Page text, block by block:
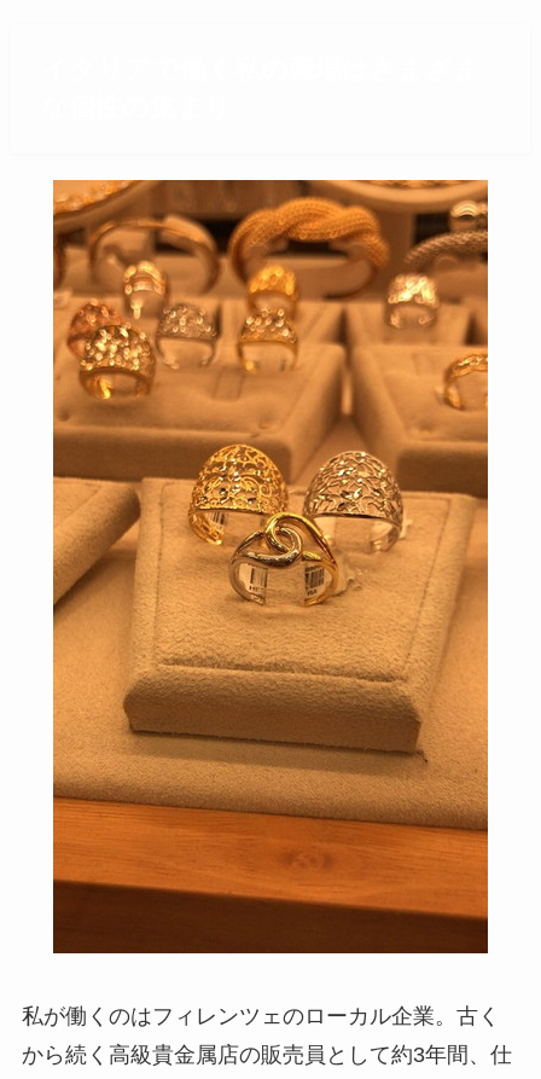
私が働くのはフィレンツェのローカル企業。古く
から続く高級貴金属店の販売員として約3年間、仕